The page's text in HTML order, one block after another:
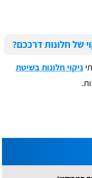
של חלונות דרככם?
ניקוי חלונות בשיטת